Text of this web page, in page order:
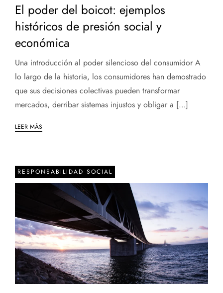
El poder del boicot: ejemplos
históricos de presión social y
económica
Una introducción al poder silencioso del consumidor A
lo largo de la historia, los consumidores han demostrado
que sus decisiones colectivas pueden transformar
mercados, derribar sistemas injustos y obligar a […]
LEER MÁS
RESPONSABILIDAD SOCIAL